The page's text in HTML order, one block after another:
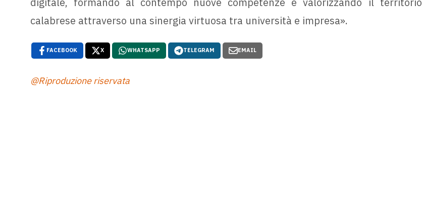
calabrese attraverso una sinergia virtuosa tra università e impresa».
FACEBOOK X WHATSAPP TELEGRAM EMAIL
@Riproduzione riservata